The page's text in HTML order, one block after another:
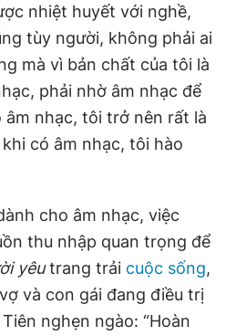
nhiệt huyết với nghề,
tùy người, không phải ai
mà vì bản chất của tôi là
phải nhờ âm nhạc để
âm nhạc, tôi trở nên rất là
có âm nhạc, tôi hào
cho âm nhạc, việc
thu nhập quan trọng để
yêutrang trải cuộc sống,
và con gái đang điều trị
nghẹn ngào: “Hoàn